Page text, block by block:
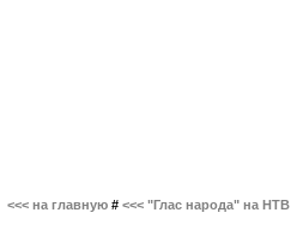
<<< на главную # <<< "Глас народа" на НТВ